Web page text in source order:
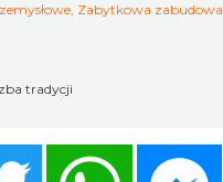
, Zabytkowa zabudowa
tradycji
Twitter WhatsApp